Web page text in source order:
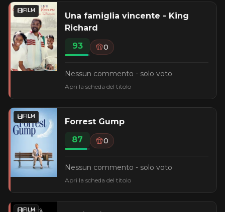
FILM
Una famiglia vincente - King
Richard
93
0
Nessun commento - solo voto
Apri la scheda del titolo
FILM
Forrest Gump
87
0
Nessun commento - solo voto
Apri la scheda del titolo
FILM